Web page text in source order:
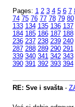
Pages: 1 2 3 4 5 6 7
74 75 76 77 78 79 80
133 134 135 136 137
184 185 186 187 188
236 237 238 239 240
287 288 289 290 291
339 340 341 342 343
390 391 392 393 394
RE: Sve i svašta-